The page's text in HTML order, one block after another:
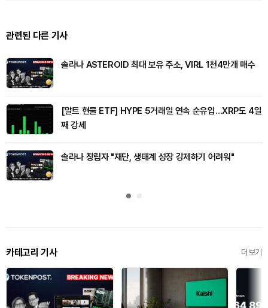
관련된 다른 기사
솔라나 ASTEROID 최대 보유 주소, VIRL 1천4만개 매수
[알트 현물 ETF] HYPE 5거래일 연속 순유입…XRP도 4일
째 강세
솔라나 창립자 "재단, 생태계 성장 강제하기 어려워"
카테고리 기사 더보기